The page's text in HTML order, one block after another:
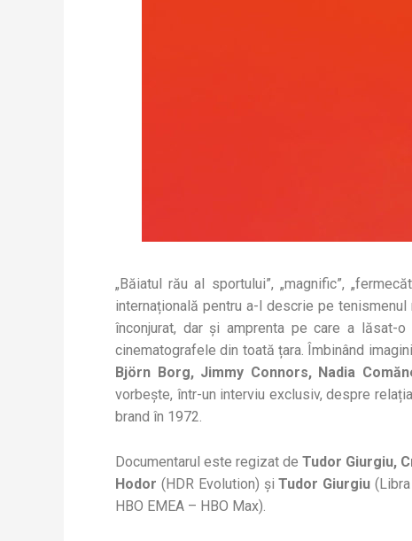
„Băiatul rău al sportului”, „magnific”,
internațională pentru a-l descrie pe tenismenul
înconjurat, dar și amprenta pe care a lăsat-
cinematografele din toată țara. Îmbinând
Björn Borg, Jimmy Connors, Nadia
vorbește, într-un interviu exclusiv, despre
brand în 1972.
Documentarul este regizat deTudor Giurgiu,
Hodor (HDR Evolution) și Tudor Giurgiu
HBO EMEA – HBO Max).